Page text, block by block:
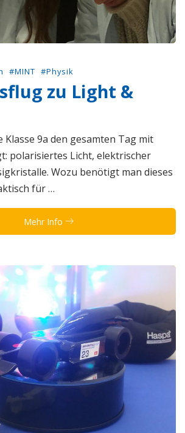
#MINT #Physik
zu Light &
Klasse 9a den gesamten Tag mit
polarisiertes Licht, elektrischer
Wozu benötigt man dieses
für …
Mehr Info